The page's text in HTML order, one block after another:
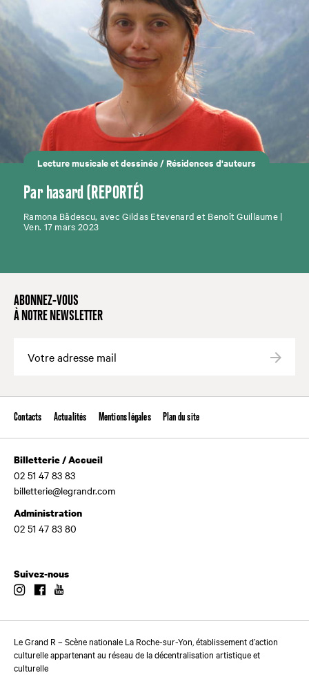
Lecture musicale et dessinée / Résidences d'auteurs
Par hasard (REPORTÉ)
Ramona Bădescu, avec Gildas Etevenard et Benoît Guillaume |
Ven. 17 mars 2023
ABONNEZ-VOUS
À NOTRE NEWSLETTER
Contacts Actualités Mentions légales Plan du site
Billetterie / Accueil
02 51 47 83 83
billetterie@legrandr.com
Administration
02 51 47 83 80
Suivez-nous
InstagramFacebook
Le Grand R – Scène nationale La Roche-sur-Yon, établissement d’action
culturelle appartenant au réseau de la décentralisation artistique et
culturelle